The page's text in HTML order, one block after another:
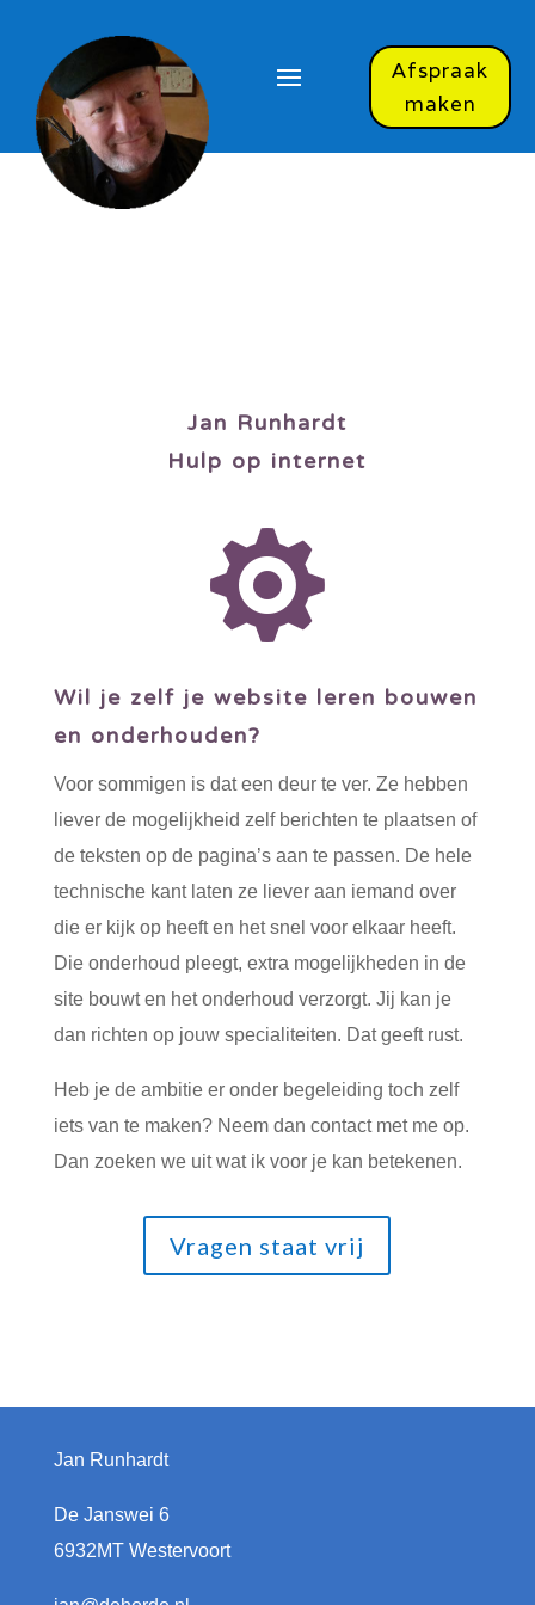
Afspraak
maken
Jan Runhardt
Hulp op internet

Wil je zelf je website leren bouwen
en onderhouden?
Voor sommigen is dat een deur te ver. Ze hebben
liever de mogelijkheid zelf berichten te plaatsen of
de teksten op de pagina’s aan te passen. De hele
technische kant laten ze liever aan iemand over
die er kijk op heeft en het snel voor elkaar heeft.
Die onderhoud pleegt, extra mogelijkheden in de
site bouwt en het onderhoud verzorgt. Jij kan je
dan richten op jouw specialiteiten. Dat geeft rust.
Heb je de ambitie er onder begeleiding toch zelf
iets van te maken? Neem dan contact met me op.
Dan zoeken we uit wat ik voor je kan betekenen.
Vragen staat vrij
Jan Runhardt
De Janswei 6
6932MT Westervoort